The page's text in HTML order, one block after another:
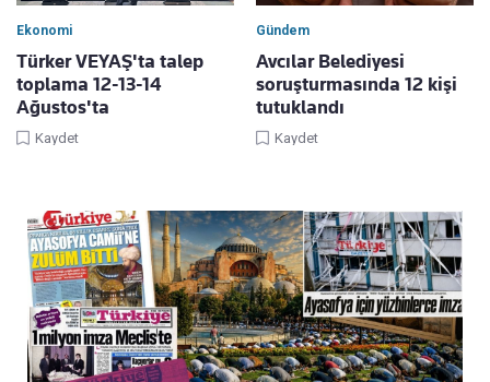
Ekonomi
Türker VEYAŞ'ta talep
toplama 12-13-14
Ağustos'ta
Kaydet
Gündem
Avcılar Belediyesi
soruşturmasında 12 kişi
tutuklandı
Kaydet